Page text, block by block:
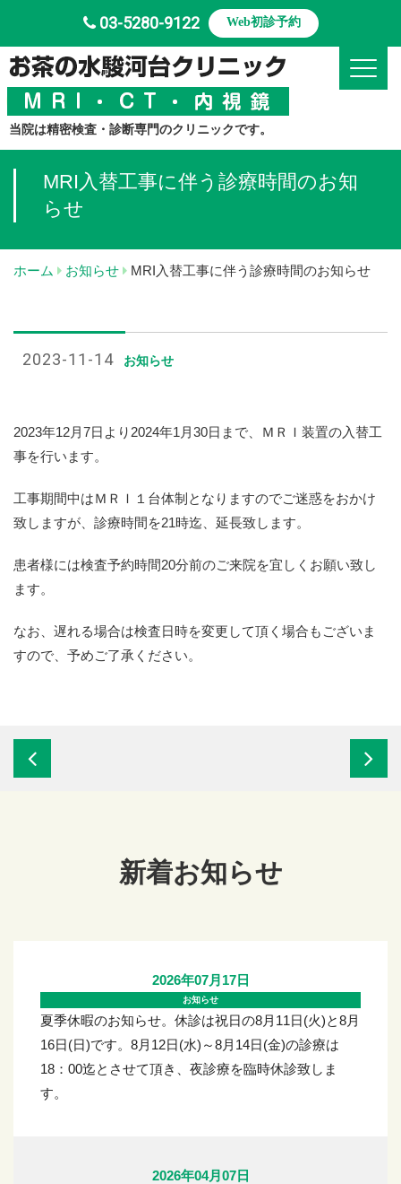
03-5280-9122 Web初診予約
当院は精密検査・診断専門のクリニックです。
MRI入替工事に伴う診療時間のお知
らせ
ホーム お知らせ MRI入替工事に伴う診療時間のお知らせ
2023-11-14 お知らせ
2023年12月7日より2024年1月30日まで、ＭＲＩ装置の入替工
事を行います。
工事期間中はＭＲＩ１台体制となりますのでご迷惑をおかけ
致しますが、診療時間を21時迄、延長致します。
患者様には検査予約時間20分前のご来院を宜しくお願い致し
ます。
なお、遅れる場合は検査日時を変更して頂く場合もございま
すので、予めご了承ください。
新着お知らせ
2026年07月17日
お知らせ
夏季休暇のお知らせ。休診は祝日の8月11日(火)と8月
16日(日)です。8月12日(水)～8月14日(金)の診療は
18：00迄とさせて頂き、夜診療を臨時休診致しま
す。
2026年04月07日